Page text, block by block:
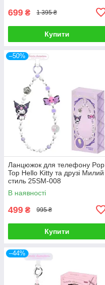
699 ₴ 1 395 ₴
Купити
–50%
Ланцюжок для телефону Pop
Top Hello Kitty та друзі Милий
стиль 25SM-008
В наявності
499 ₴ 995 ₴
Купити
–44%